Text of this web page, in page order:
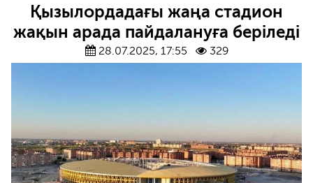
Қызылордадағы жаңа стадион
жақын арада пайдалануға беріледі
28.07.2025, 17:55 329